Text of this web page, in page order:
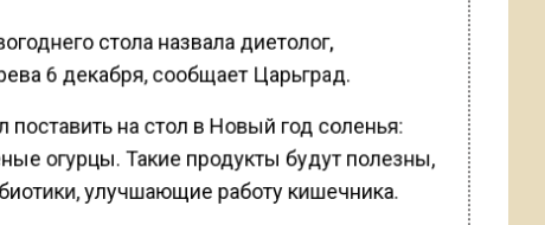
стола назвала диетолог,
6 декабря, сообщает Царьград.
на стол в Новый год соленья:
огурцы. Такие продукты будут полезны,
улучшающие работу кишечника.